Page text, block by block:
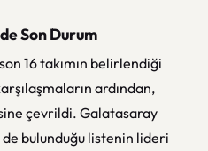
Son Durum
16 takımın belirlendiği
ardından,
çevrildi. Galatasaray
bulunduğu listenin lideri